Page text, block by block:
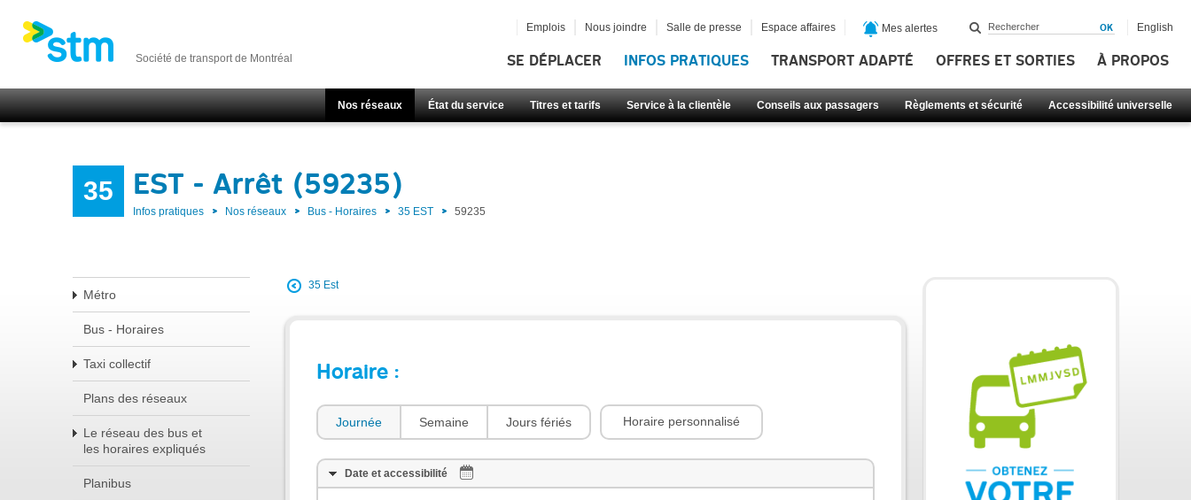
Société de transport de Montréal SE DÉPLACER INFOS PRATIQUES TRANSPORT ADAPTÉ OFFRES ET SORTIES À PROPOS
Nos réseaux État du service Titres et tarifs Service à la clientèle Conseils aux passagers Règlements et sécurité Accessibilité universelle
Emplois Nous joindre Salle de presse Espace affaires Mes alertes English
35 EST - Arrêt (59235)
Infos pratiques Nos réseaux Bus - Horaires 35 EST 59235
Métro
Bus - Horaires
Taxi collectif
Plans des réseaux
Le réseau des bus et
les horaires expliqués
Planibus
35 Est
Horaire :
Journée Semaine Jours fériés Horaire personnalisé
Date et accessibilité